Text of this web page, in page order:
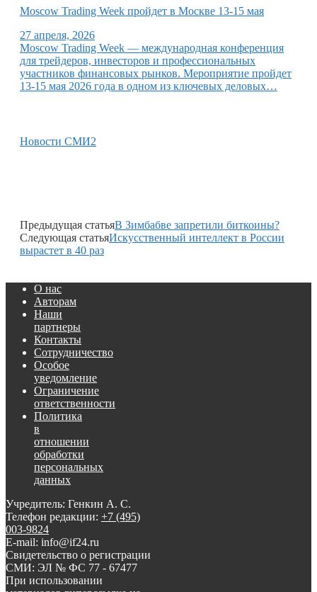
Moscow Trading Week пройдет в Москве 13-15 мая
27 апреля, 2026
Moscow Trading Week — международная конференция
для трейдеров, инвесторов и профессиональных
участников финансовых рынков. Мероприятие пройдет
13-15 мая 2026 года в одном из ключевых деловых…
Новости СМИ2
Предыдущая статьяВ Зимбабве запретили биткоины?
Следующая статьяИскусственный интеллект в России
вырастет в 40 раз
О нас
Авторам
Наши
партнеры
Контакты
Сотрудничество
Особое
уведомление
Ограничение
ответственности
Политика
в
отношении
обработки
персональных
данных
Учредитель: Генкин А. С.
Телефон редакции: +7 (495)
003-9824
E-mail: info@if24.ru
Свидетельство о регистрации
СМИ: ЭЛ № ФС 77 - 67477
При использовании